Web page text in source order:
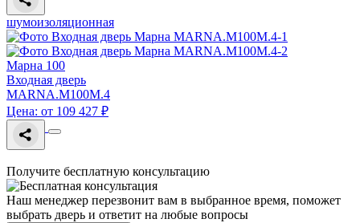
шумоизоляционная
Марна 100
Входная дверь
MARNA.M100M.4
Цена: от 109 427 ₽
Получите бесплатную консультацию
Наш менеджер перезвонит вам в выбранное время, поможет
выбрать дверь и ответит на любые вопросы